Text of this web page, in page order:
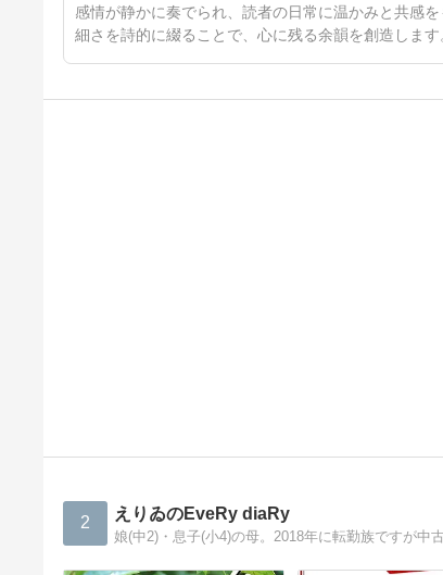
感情が静かに奏でられ、読者の日常に温かみと共感
細さを詩的に綴ることで、心に残る余韻を創造します
2 えりゐのEveRy diaRy